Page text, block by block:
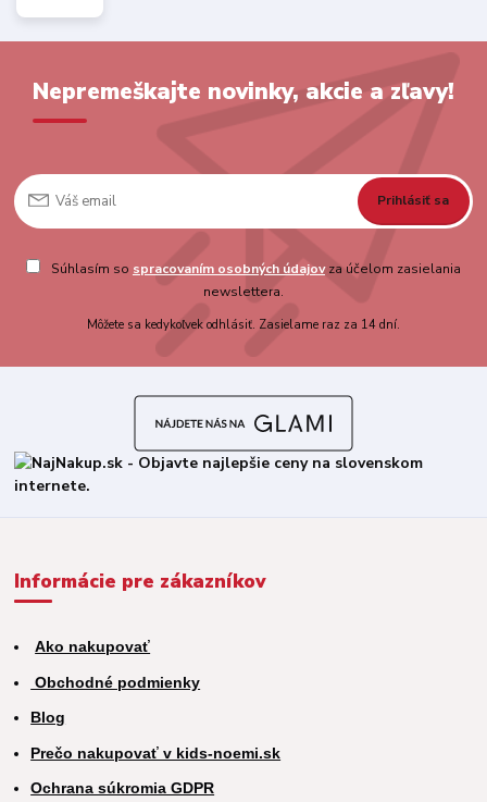
Nepremeškajte novinky, akcie a zľavy!
Prihlásiť sa
Súhlasím so spracovaním osobných údajovza účelom zasielania
newslettera.
Môžete sa kedykoľvek odhlásiť. Zasielame raz za 14 dní.
Informácie pre zákazníkov
Ako nakupovať
Obchodné podmienky
Blog
Prečo nakupovať v kids-noemi.sk
Ochrana súkromia GDPR